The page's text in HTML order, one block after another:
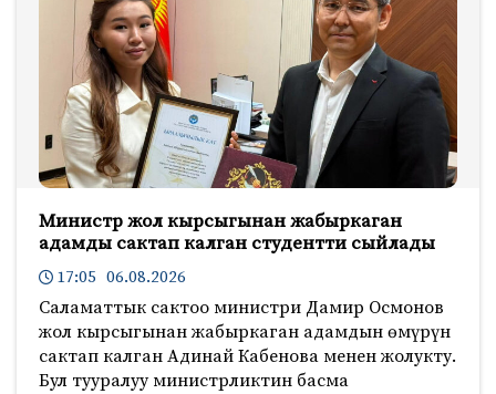
Министр жол кырсыгынан жабыркаган
адамды сактап калган студентти сыйлады
17:05 06.08.2026
Саламаттык сактоо министри Дамир Осмонов
жол кырсыгынан жабыркаган адамдын өмүрүн
сактап калган Адинай Кабенова менен жолукту.
Бул тууралуу министрликтин басма